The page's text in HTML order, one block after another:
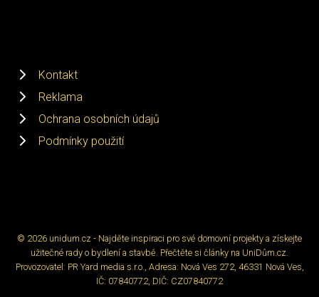
Kontakt
Reklama
Ochrana osobních údajů
Podmínky použití
© 2026 unidum.cz - Najděte inspiraci pro své domovní projekty a získejte
užitečné rady o bydlení a stavbě. Přečtěte si články na UniDům.cz.
Provozovatel: PR Yard media s.r.o., Adresa: Nová Ves 272, 46331 Nová Ves,
IČ: 07840772, DIČ: CZ07840772